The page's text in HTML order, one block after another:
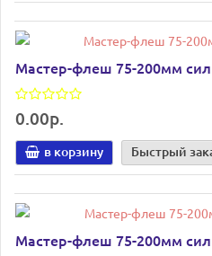
Мастер-флеш 75-200мм
0.00р.
в корзину Быстрый
Мастер-флеш 75-200мм